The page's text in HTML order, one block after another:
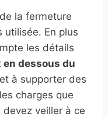
la fermeture
utilisée. En plus
les détails
dessous du
à supporter des
charges que
veiller à ce